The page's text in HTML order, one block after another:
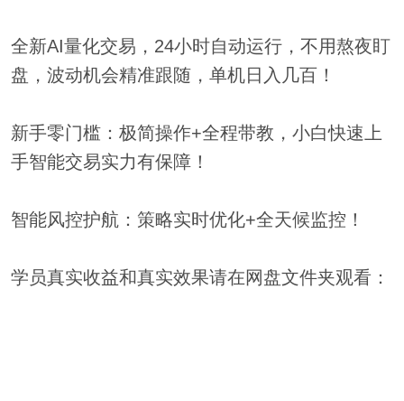
全新AI量化交易，24小时自动运行，不用熬夜盯
盘，波动机会精准跟随，单机日入几百！
新手零门槛：极简操作+全程带教，小白快速上
手智能交易实力有保障！
智能风控护航：策略实时优化+全天候监控！
学员真实收益和真实效果请在网盘文件夹观看：